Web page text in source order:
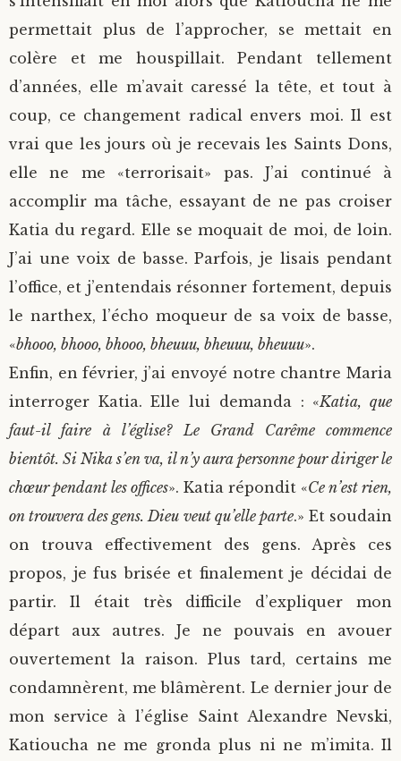
permettait plus de l’approcher, se mettait en
colère et me houspillait. Pendant tellement
d’années, elle m’avait caressé la tête, et tout à
coup, ce changement radical envers moi. Il est
vrai que les jours où je recevais les Saints Dons,
elle ne me «terrorisait» pas. J’ai continué à
accomplir ma tâche, essayant de ne pas croiser
Katia du regard. Elle se moquait de moi, de loin.
J’ai une voix de basse. Parfois, je lisais pendant
l’office, et j’entendais résonner fortement, depuis
le narthex, l’écho moqueur de sa voix de basse,
«bhooo, bhooo, bhooo, bheuuu, bheuuu, bheuuu».
Enfin, en février, j’ai envoyé notre chantre Maria
interroger Katia. Elle lui demanda : «Katia, que
faut-il faire à l’église? Le Grand Carême commence
bientôt. Si Nika s’en va, il n’y aura personne pour diriger le
chœur pendant les offices». Katia répondit «Ce n’est rien,
on trouvera des gens. Dieu veut qu’elle parte.» Et soudain
on trouva effectivement des gens. Après ces
propos, je fus brisée et finalement je décidai de
partir. Il était très difficile d’expliquer mon
départ aux autres. Je ne pouvais en avouer
ouvertement la raison. Plus tard, certains me
condamnèrent, me blâmèrent. Le dernier jour de
mon service à l’église Saint Alexandre Nevski,
Katioucha ne me gronda plus ni ne m’imita. Il